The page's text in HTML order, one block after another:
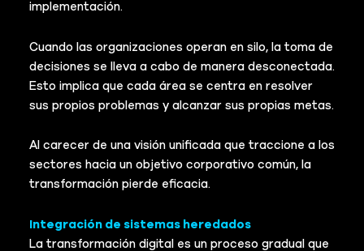
implementación.
Cuando las organizaciones operan en silo, la toma de
decisiones se lleva a cabo de manera desconectada.
Esto implica que cada área se centra en resolver
sus propios problemas y alcanzar sus propias metas.
Al carecer de una visión unificada que traccione a los
sectores hacia un objetivo corporativo común, la
transformación pierde eficacia.
Integración de sistemas heredados
La transformación digital es un proceso gradual que